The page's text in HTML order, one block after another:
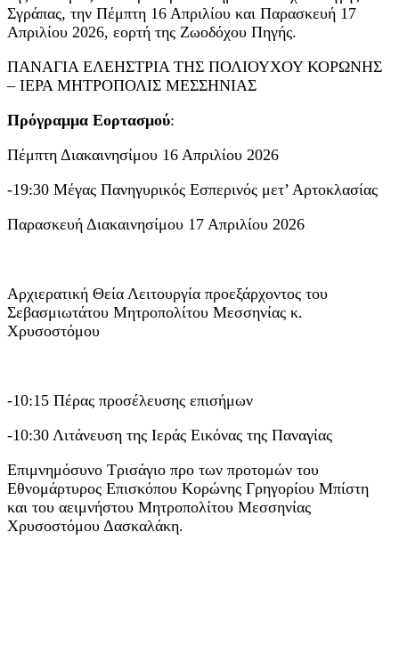
Σγράπας, την Πέμπτη 16 Απριλίου και Παρασκευή 17
Απριλίου 2026, εορτή της Ζωοδόχου Πηγής.
ΠΑΝΑΓΙΑ ΕΛΕΗΣΤΡΙΑ ΤΗΣ ΠΟΛΙΟΥΧΟΥ ΚΟΡΩΝΗΣ
– ΙΕΡΑ ΜΗΤΡΟΠΟΛΙΣ ΜΕΣΣΗΝΙΑΣ
Πρόγραμμα Εορτασμού:
Πέμπτη Διακαινησίμου 16 Απριλίου 2026
-19:30 Μέγας Πανηγυρικός Εσπερινός μετ’ Αρτοκλασίας
Παρασκευή Διακαινησίμου 17 Απριλίου 2026
Αρχιερατική Θεία Λειτουργία προεξάρχοντος του
Σεβασμιωτάτου Μητροπολίτου Μεσσηνίας κ.
Χρυσοστόμου
-10:15 Πέρας προσέλευσης επισήμων
-10:30 Λιτάνευση της Ιεράς Εικόνας της Παναγίας
Επιμνημόσυνο Τρισάγιο προ των προτομών του
Εθνομάρτυρος Επισκόπου Κορώνης Γρηγορίου Μπίστη
και του αειμνήστου Μητροπολίτου Μεσσηνίας
Χρυσοστόμου Δασκαλάκη.